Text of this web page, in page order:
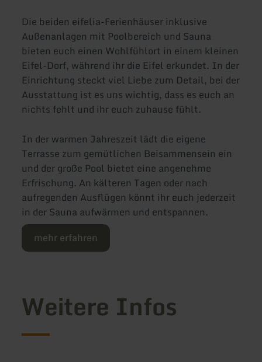
Die beiden eifelia-Ferienhäuser inklusive
Außenanlagen mit Poolbereich und Sauna
bieten euch einen Wohlfühlort in einem kleinen
Eifel-Dorf, während ihr die Eifel erkundet. In der
Einrichtung steckt viel Liebe zum Detail, bei der
Ausstattung ist es uns wichtig, dass es euch an
nichts fehlt und ihr euch zuhause fühlt.
In der warmen Jahreszeit lädt die eigene
Terrasse zum gemütlichen Beisammensein ein
und der große Pool bietet eine angenehme
Erfrischung. An kälteren Tagen oder nach
aufregenden Ausflügen könnt ihr euch jederzeit
in der Sauna aufwärmen und entspannen.
mehr erfahren
Weitere Infos